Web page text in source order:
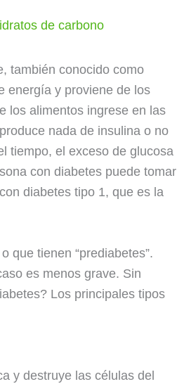
de carbono
también conocido como
energía y proviene de los
los alimentos ingrese en las
nada de insulina o no
tiempo, el exceso de glucosa
con diabetes puede tomar
diabetes tipo 1, que es la
que tienen “prediabetes”.
es menos grave. Sin
Los principales tipos
y destruye las células del